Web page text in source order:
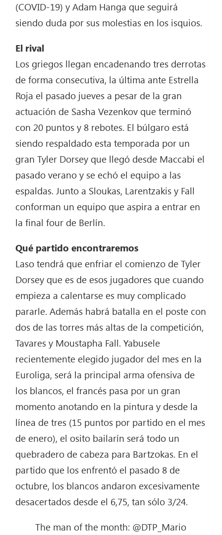
(COVID-19) y Adam Hanga que seguirá
siendo duda por sus molestias en los isquios.
El rival
Los griegos llegan encadenando tres derrotas
de forma consecutiva, la última ante Estrella
Roja el pasado jueves a pesar de la gran
actuación de Sasha Vezenkov que terminó
con 20 puntos y 8 rebotes. El búlgaro está
siendo respaldado esta temporada por un
gran Tyler Dorsey que llegó desde Maccabi el
pasado verano y se echó el equipo a las
espaldas. Junto a Sloukas, Larentzakis y Fall
conforman un equipo que aspira a entrar en
la final four de Berlín.
Qué partido encontraremos
Laso tendrá que enfriar el comienzo de Tyler
Dorsey que es de esos jugadores que cuando
empieza a calentarse es muy complicado
pararle. Además habrá batalla en el poste con
dos de las torres más altas de la competición,
Tavares y Moustapha Fall. Yabusele
recientemente elegido jugador del mes en la
Euroliga, será la principal arma ofensiva de
los blancos, el francés pasa por un gran
momento anotando en la pintura y desde la
línea de tres (15 puntos por partido en el mes
de enero), el osito bailarín será todo un
quebradero de cabeza para Bartzokas. En el
partido que los enfrentó el pasado 8 de
octubre, los blancos andaron excesivamente
desacertados desde el 6,75, tan sólo 3/24.
The man of the month: @DTP_Mario